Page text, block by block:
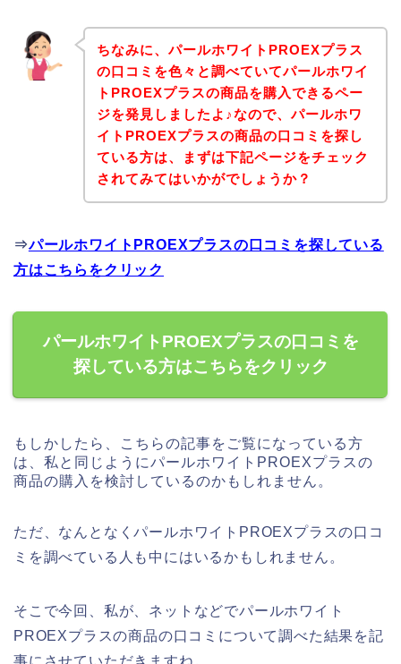
ちなみに、パールホワイトPROEXプラス
の口コミを色々と調べていてパールホワイ
トPROEXプラスの商品を購入できるペー
ジを発見しましたよ♪なので、パールホワ
イトPROEXプラスの商品の口コミを探し
ている方は、まずは下記ページをチェック
されてみてはいかがでしょうか？
⇒パールホワイトPROEXプラスの口コミを探している
方はこちらをクリック
パールホワイトPROEXプラスの口コミを
探している方はこちらをクリック
もしかしたら、こちらの記事をご覧になっている方
は、私と同じようにパールホワイトPROEXプラスの
商品の購入を検討しているのかもしれません。
ただ、なんとなくパールホワイトPROEXプラスの口コ
ミを調べている人も中にはいるかもしれません。
そこで今回、私が、ネットなどでパールホワイト
PROEXプラスの商品の口コミについて調べた結果を記